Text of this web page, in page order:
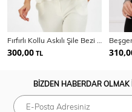
300,00 TL
BİZDEN HABERDAR OLMAK